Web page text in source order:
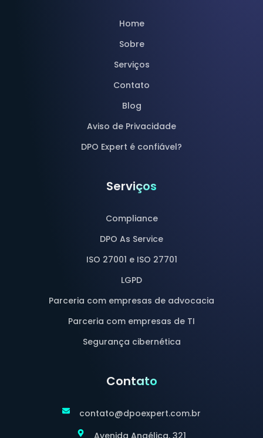
Home
Sobre
Serviços
Contato
Blog
Aviso de Privacidade
DPO Expert é confiável?
Serviços
Compliance
DPO As Service
ISO 27001 e ISO 27701
LGPD
Parceria com empresas de advocacia
Parceria com empresas de TI
Segurança cibernética
Contato
contato@dpoexpert.com.br
Avenida Angélica, 321